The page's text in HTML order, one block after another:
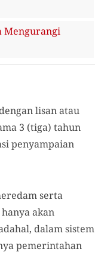
Mengurangi
lisan atau
3 (tiga) tahun
penyampaian
serta
akan
dalam sistem
pemerintahan